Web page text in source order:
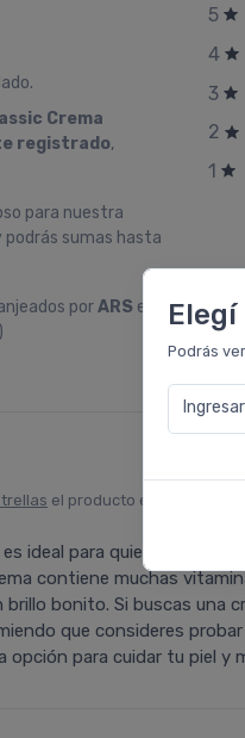
Podrás
Crema
registrado,
para nuestra
sumas hasta
porARS en
5
4
3
2
1
el producto en
ideal para quienes quieren
contiene muchas
bonito. Si buscas una
que consideres probar
opción para cuidar tu piel y